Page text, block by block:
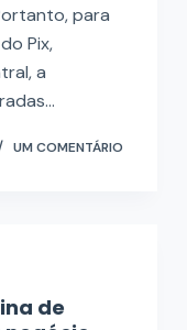
para
Pix,
a
UM COMENTÁRIO
de